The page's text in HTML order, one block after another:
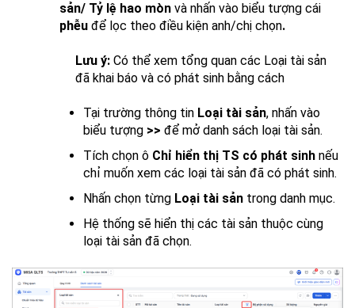
sản/ Tỷ lệ hao mòn và nhấn vào biểu tượng cái
phễu để lọc theo điều kiện anh/chị chọn.
Lưu ý: Có thể xem tổng quan các Loại tài sản
đã khai báo và có phát sinh bằng cách
Tại trường thông tin Loại tài sản, nhấn vào
biểu tượng >> để mở danh sách loại tài sản.
Tích chọn ô Chỉ hiển thị TS có phát sinh nếu
chỉ muốn xem các loại tài sản đã có phát sinh.
Nhấn chọn từng Loại tài sản trong danh mục.
Hệ thống sẽ hiển thị các tài sản thuộc cùng
loại tài sản đã chọn.